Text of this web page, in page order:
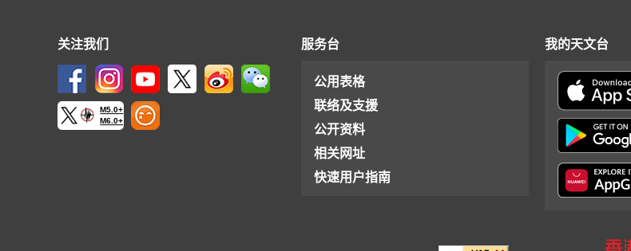
关注我们
M5.0+
M6.0+
服务台
公用表格
联络及支援
公开资料
相关网址
快速用户指南
我的天文台